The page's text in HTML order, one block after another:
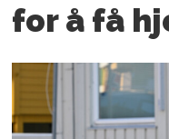
for å få